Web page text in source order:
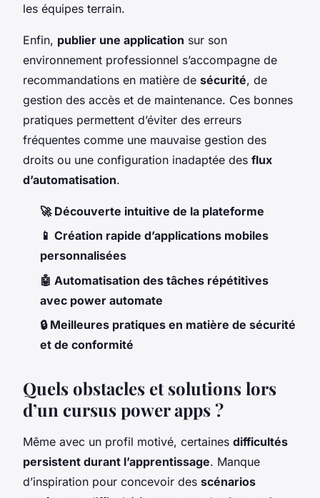
les équipes terrain.
Enfin, publier une application sur son
environnement professionnel s’accompagne de
recommandations en matière de sécurité, de
gestion des accès et de maintenance. Ces bonnes
pratiques permettent d’éviter des erreurs
fréquentes comme une mauvaise gestion des
droits ou une configuration inadaptée des flux
d’automatisation.
🚀 Découverte intuitive de la plateforme
📱 Création rapide d’applications mobiles
personnalisées
🤖 Automatisation des tâches répétitives
avec power automate
🔒 Meilleures pratiques en matière de sécurité
et de conformité
Quels obstacles et solutions lors
d’un cursus power apps ?
Même avec un profil motivé, certaines difficultés
persistent durant l’apprentissage. Manque
d’inspiration pour concevoir des scénarios